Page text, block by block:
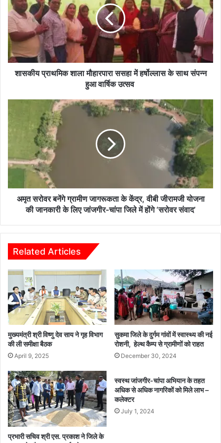
य
प्रा
थ
मि
क
शा
स
में
सा
प
न्न
आ
वा
र्षि
क
उ
त्स
व
शासकीय प्राथमिक शाला मौहारपारा ससहा में हर्षोल्लास के साथ संपन्न
हुआ वार्षिक उत्सव
त
र
नें
रू
क
के
कें
द्र
,
वी
बी
जी
म
जी
यो
ज
ना
की
जा
अमृत सरोवर बनेंगे ग्रामीण जागरूकता के केंद्र, वीबी जीरामजी योजना
की जानकारी के लिए जांजगीर-चांपा जिले में होंगे ‘सरोवर संवाद’
Related Articles
मुख्यमंत्री श्री विष्णु देव साय ने गृह विभाग
की ली समीक्षा बैठक
April 9, 2025
सुकमा जिले के दुर्गम गांवों में स्वास्थ्य की नई
रोशनी, हेल्थ कैम्प से ग्रामीणों को राहत
December 30, 2024
प्रभारी सचिव श्री एस. प्रकाश ने जिले के
स्वस्थ जांजगीर-चांपा अभियान के तहत
अधिक से अधिक नागरिकों को मिले लाभ –
कलेक्टर
July 1, 2024